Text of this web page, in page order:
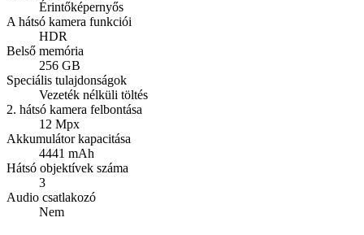
Érintőképernyős
A hátsó kamera funkciói
HDR
Belső memória
256 GB
Speciális tulajdonságok
Vezeték nélküli töltés
2. hátsó kamera felbontása
12 Mpx
Akkumulátor kapacitása
4441 mAh
Hátsó objektívek száma
3
Audio csatlakozó
Nem